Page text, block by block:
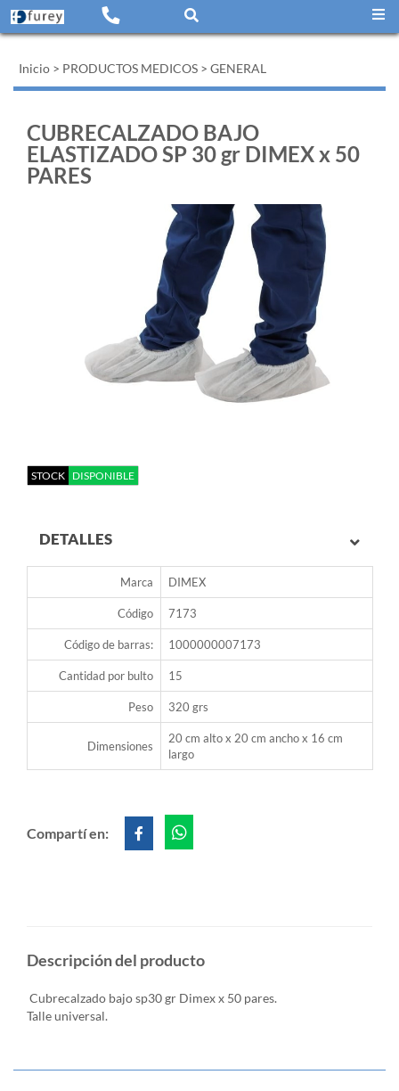
Inicio > PRODUCTOS MEDICOS > GENERAL
CUBRECALZADO BAJO
ELASTIZADO SP 30 gr DIMEX x 50
PARES
STOCK DISPONIBLE
DETALLES
Marca DIMEX
Código 7173
Código de barras: 1000000007173
Cantidad por bulto 15
Peso 320 grs
Dimensiones
20 cm alto x 20 cm ancho x 16 cm
largo
Compartí en:
Descripción del producto
Cubrecalzado bajo sp30 gr Dimex x 50 pares.
Talle universal.